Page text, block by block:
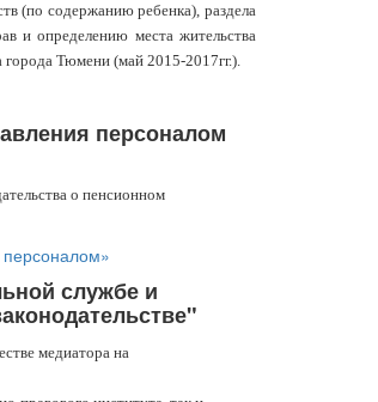
(по содержанию ребенка), раздела
и определению места жительства
Тюмени (май 2015-2017гг.).
персоналом
о пенсионном
службе и
медиатора на